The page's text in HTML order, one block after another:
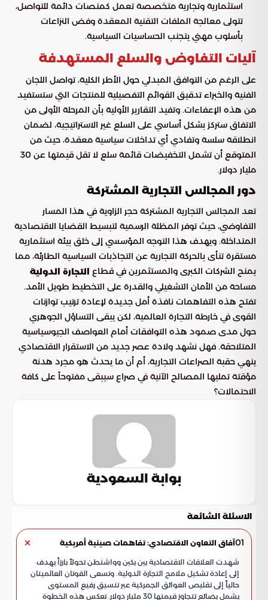
استثمارية وتجارية متخصصة تعمل كمنصات دائمة للتواصل،
تتولى معالجة الملفات التقنية المعقدة وفض النزاعات
بأسلوب مهني يتجنب الحساسيات السياسية.
آليات التفاوض والسلع المستهدفة
على الرغم من التوافق المبدئي حول الأطر الكلية، تواصل اللجان
الفنية والخبراء تدقيق القوائم التفصيلية للمنتجات التي ستستفيد
من هذه الإعفاءات. وتفيد التقارير الأولية بأن المرحلة الأولى من
الاتفاق ستركز بشكل أساسي على السلع غير الاستراتيجية، لضمان
انطلاقة سلسة وتفادي أي تداخلات سياسية معقدة، حيث من
المتوقع أن تشمل التخفيضات قائمة سلع لا تقل قيمتها عن 30
مليار دولار.
دور المجالس التجارية المشتركة
تعد المجالس التجارية المشتركة حجر الزاوية في هذا المسار
التفاوضي، حيث توفر المظلة الرسمية لتبسيط القضايا الاقتصادية
المتداخلة. ويهدف هذا التوجه المؤسسي إلى خلق بيئة استثمارية
مستقرة تنأى بالحركة التجارية عن التجاذبات السياسية الطارئة، مما
يمنح الشركات الكبرى والمستثمرين في قطاع التجارة الدولية
مساحة من الأمان التشغيلي والقدرة على التخطيط طويل الأمد.
تفتح هذه التفاهمات نافذة أمل جديدة لإعادة ترتيب توازنات
القوى في خارطة التجارة العالمية، لكن يبقى التساؤل الجوهري
حول مدى صمود هذه التوافقات أمام العواصف الجيوسياسية
المتلاحقة. فهل نشهد ولادة عصر جديد من الاستقرار الاقتصادي
ينهي حقبة الصراعات التجارية، أم أن ما يحدث هو مجرد هدنة
مؤقتة تمليها المصالح الآنية في صراع سيبقى مفتوحاً على كافة
الاحتمالات؟
بوابة السعودية
الاسئلة الشائعة
01آفاق التعاون الاقتصادي: تفاهمات صينية أمريكية
شهدت العلاقات الاقتصادية بين بكين وواشنطن تحولاً بارزاً يهدف
إلى إعادة تشكيل ملامح التجارة الدولية. وتسعى القوتان العالميتان
حالياً إلى تقليص العوائق الجمركية عبر تنسيق رفيع المستوى
يشمل بضائع تتجاوز قيمتها 30 مليار دولار. تعكس هذه الخطوة